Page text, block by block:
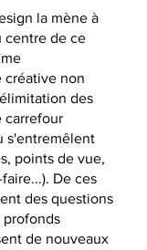
la mène à
centre de ce
créative non
des
carrefour
s'entremêlent
points de vue,
De ces
des questions
profonds
de nouveaux